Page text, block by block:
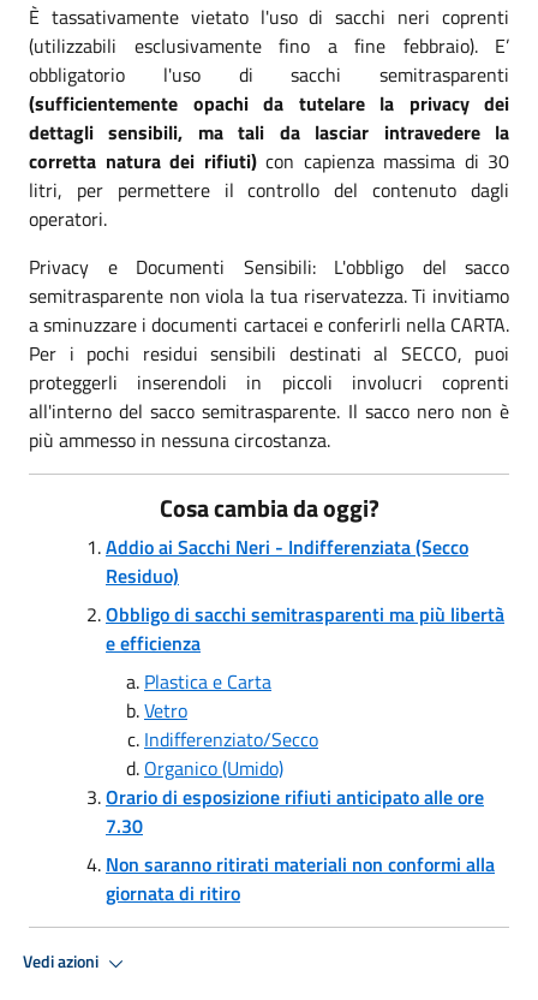
È tassativamente vietato l'uso di sacchi neri coprenti
(utilizzabili esclusivamente fino a fine febbraio). E’
obbligatorio l'uso di sacchi semitrasparenti
(sufficientemente opachi da tutelare la privacy dei
dettagli sensibili, ma tali da lasciar intravedere la
corretta natura dei rifiuti)con capienza massima di 30
litri, per permettere il controllo del contenuto dagli
operatori.
Privacy e Documenti Sensibili: L'obbligo del sacco
semitrasparente non viola la tua riservatezza. Ti invitiamo
a sminuzzare i documenti cartacei e conferirli nella CARTA.
Per i pochi residui sensibili destinati al SECCO, puoi
proteggerli inserendoli in piccoli involucri coprenti
all'interno del sacco semitrasparente. Il sacco nero non è
più ammesso in nessuna circostanza.
Cosa cambia da oggi?
Addio ai Sacchi Neri - Indifferenziata (Secco
Residuo)
Obbligo di sacchi semitrasparenti ma più libertà
e efficienza
Plastica e Carta
Vetro
Indifferenziato/Secco
Organico (Umido)
Orario di esposizione rifiuti anticipato alle ore
7.30
Non saranno ritirati materiali non conformi alla
giornata di ritiro
Vedi azioni